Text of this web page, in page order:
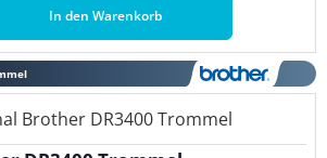
In den Warenkorb